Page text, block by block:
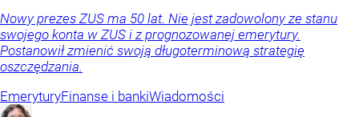
Nowy prezes ZUS ma 50 lat. Nie jest zadowolony ze stanu
swojego konta w ZUS i z prognozowanej emerytury.
Postanowił zmienić swoją długoterminową strategię
oszczędzania.
EmeryturyFinanse i bankiWiadomości